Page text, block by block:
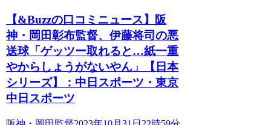
【&Buzzの口コミニュース】阪
神・岡田彰布監督、伊藤将司の悪
送球「ゲッツー取れると…紙一重
やからしょうがないやん」【日本
シリーズ】：中日スポーツ・東京
中日スポーツ